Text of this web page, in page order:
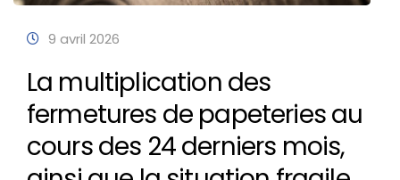
9 avril 2026
La multiplication des
fermetures de papeteries au
cours des 24 derniers mois,